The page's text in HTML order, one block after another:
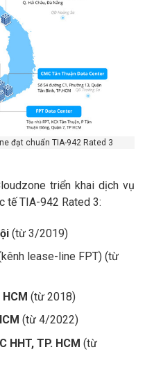
đạt chuẩn TIA-942 Rated 3
triển khai dịch vụ
tế TIA-942 Rated 3:
(từ 3/2019)
lease-line FPT) (từ
(từ 2018)
(từ 4/2022)
HHT, TP. HCM (từ